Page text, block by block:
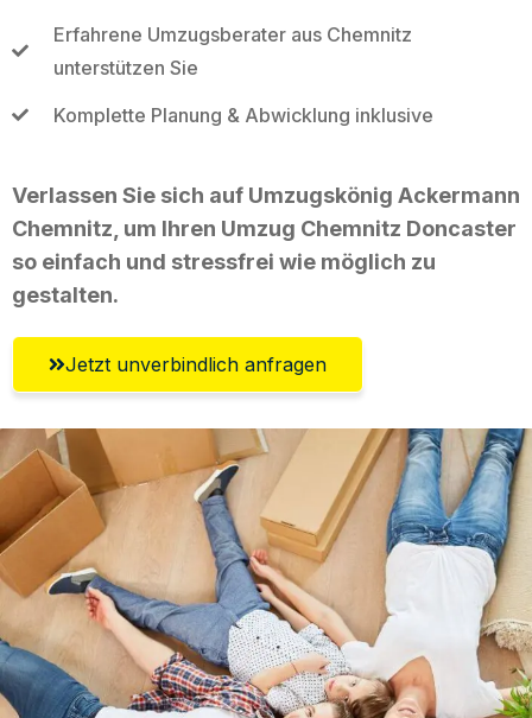
Erfahrene Umzugsberater aus Chemnitz
unterstützen Sie
Komplette Planung & Abwicklung inklusive
Verlassen Sie sich auf Umzugskönig Ackermann
Chemnitz, um Ihren Umzug Chemnitz Doncaster
so einfach und stressfrei wie möglich zu
gestalten.
Jetzt unverbindlich anfragen